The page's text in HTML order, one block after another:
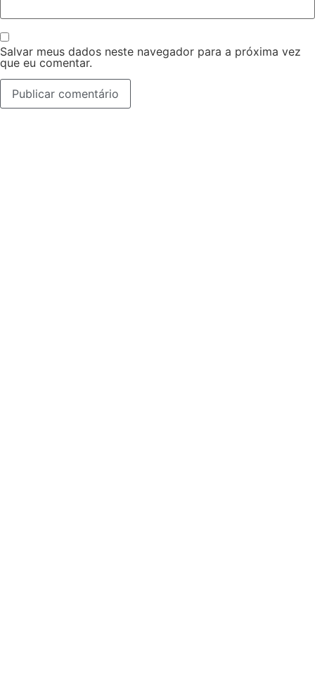
Salvar meus dados neste navegador para a próxima vez
que eu comentar.